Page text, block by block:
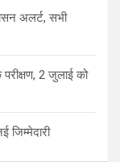
अलर्ट, सभी
2 जुलाई को
जिम्मेदारी